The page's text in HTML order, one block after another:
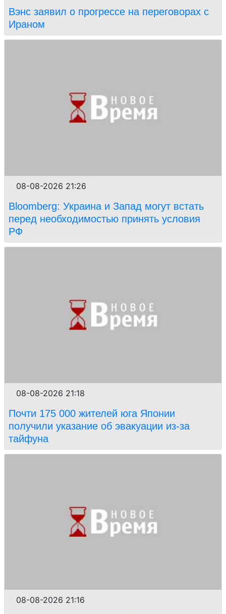
Вэнс заявил о прогрессе на переговорах с
Ираном
08-08-2026 21:26
Bloomberg: Украина и Запад могут встать
перед необходимостью принять условия
РФ
08-08-2026 21:18
Почти 175 000 жителей юга Японии
получили указание об эвакуации из-за
тайфуна
08-08-2026 21:16